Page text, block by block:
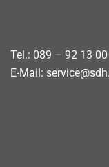
Tel.: 089 – 92 13
E-Mail: